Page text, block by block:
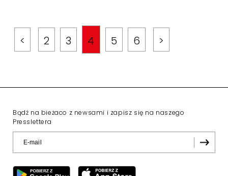
< 2 3 4 5 6 >
Bądź na bieżaco z newsami i zapisz się na naszego
Presslettera